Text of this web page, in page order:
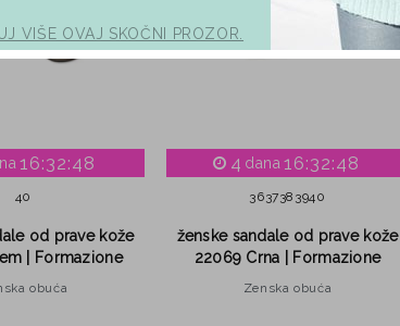
16:32:47
40
od prave kože
| Formazione
obuća
4 dana 16:32:47
363738 3940
ženske sandale od prave kože
22069 Crna | Formazione
Zenska obuća
VIŠE OVAJ SKOČNI PROZOR.